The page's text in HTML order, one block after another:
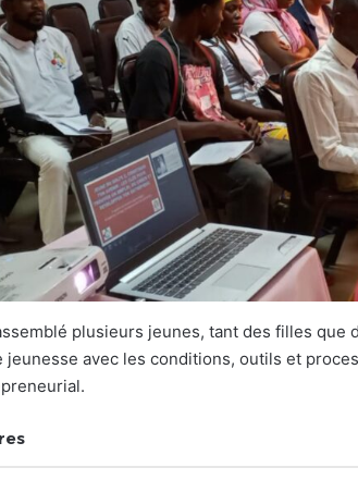
plusieurs jeunes, tant des filles
avec les conditions, outils et